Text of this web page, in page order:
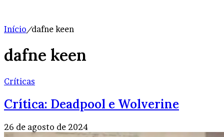
Início/dafne keen
dafne keen
Críticas
Crítica: Deadpool e Wolverine
26 de agosto de 2024